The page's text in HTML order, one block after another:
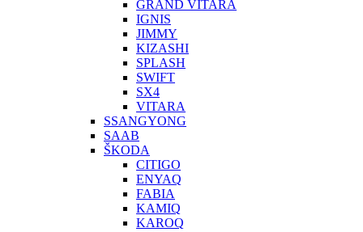
GRAND VITARA
IGNIS
JIMMY
KIZASHI
SPLASH
SWIFT
SX4
VITARA
SSANGYONG
SAAB
ŠKODA
CITIGO
ENYAQ
FABIA
KAMIQ
KAROQ